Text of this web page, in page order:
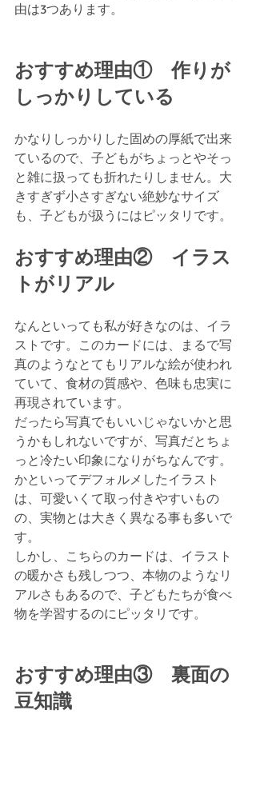
由は3つあります。
おすすめ理由①　作りが
しっかりしている
かなりしっかりした固めの厚紙で出来
ているので、子どもがちょっとやそっ
と雑に扱っても折れたりしません。大
きすぎず小さすぎない絶妙なサイズ
も、子どもが扱うにはピッタリです。
おすすめ理由②　イラス
トがリアル
なんといっても私が好きなのは、イラ
ストです。このカードには、まるで写
真のようなとてもリアルな絵が使われ
ていて、食材の質感や、色味も忠実に
再現されています。
だったら写真でもいいじゃないかと思
うかもしれないですが、写真だとちょ
っと冷たい印象になりがちなんです。
かといってデフォルメしたイラスト
は、可愛いくて取っ付きやすいもの
の、実物とは大きく異なる事も多いで
す。
しかし、こちらのカードは、イラスト
の暖かさも残しつつ、本物のようなリ
アルさもあるので、子どもたちが食べ
物を学習するのにピッタリです。
おすすめ理由③　裏面の
豆知識